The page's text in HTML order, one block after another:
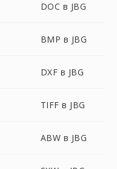
DOC в JBG
BMP в JBG
DXF в JBG
TIFF в JBG
ABW в JBG